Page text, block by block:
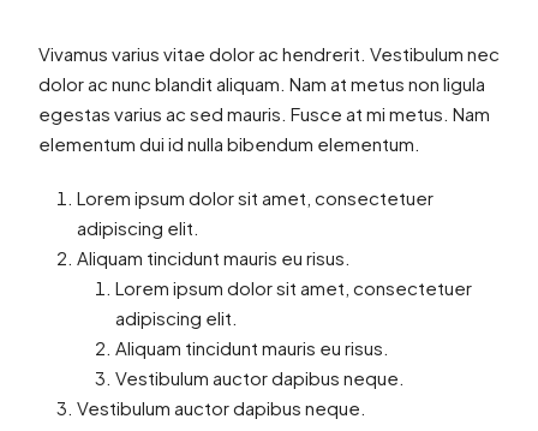
Vivamus varius vitae dolor ac hendrerit. Vestibulum nec
dolor ac nunc blandit aliquam. Nam at metus non ligula
egestas varius ac sed mauris. Fusce at mi metus. Nam
elementum dui id nulla bibendum elementum.
Lorem ipsum dolor sit amet, consectetuer
adipiscing elit.
Aliquam tincidunt mauris eu risus.
Lorem ipsum dolor sit amet, consectetuer
adipiscing elit.
Aliquam tincidunt mauris eu risus.
Vestibulum auctor dapibus neque.
Vestibulum auctor dapibus neque.